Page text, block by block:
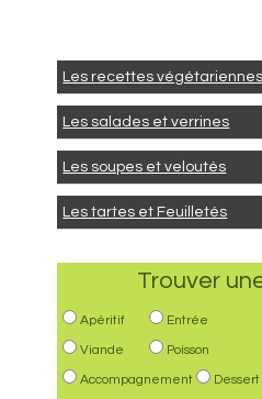
Les recettes végétariennes
Les salades et verrines
Les soupes et veloutés
Les tartes et Feuilletés
Trouver
Apéritif Entrée
Viande Poisson
Accompagnement Dessert